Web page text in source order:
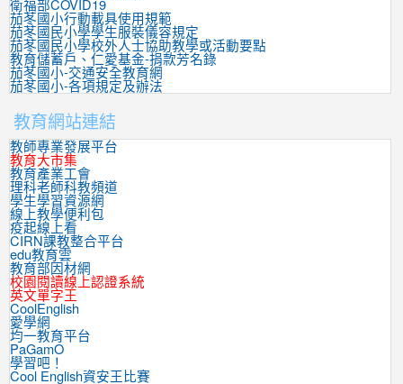
衛福部COVID19
茄苳國小行動載具使用規範
茄苳國民小學學生服裝儀容規定
茄苳國民小學校外人士協助教學或活動要點
教育儲蓄戶、仁愛基金-捐款芳名錄
茄苳國小-交通安全教育網
茄苳國小-各項規定及辦法
教育網站連結
教師專業發展平台
教育大市集
教育產業工會
理科老師科教頻道
學生學習資源網
線上教學便利包
疫起線上看
CIRN課教整合平台
edu教育雲
教育部因材網
校園閱讀線上認證系統
英文單字王
CoolEnglish
愛學網
均一教育平台
PaGamO
學習吧！
Cool English資安王比賽